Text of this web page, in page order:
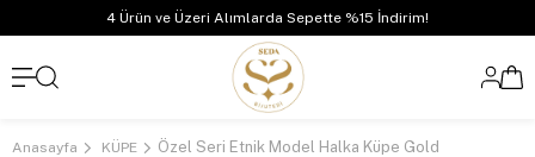
4 Ürün ve Üzeri Alımlarda Sepette %15 İndirim!
Anasayfa KÜPE Özel Seri Etnik Model Halka Küpe Gold